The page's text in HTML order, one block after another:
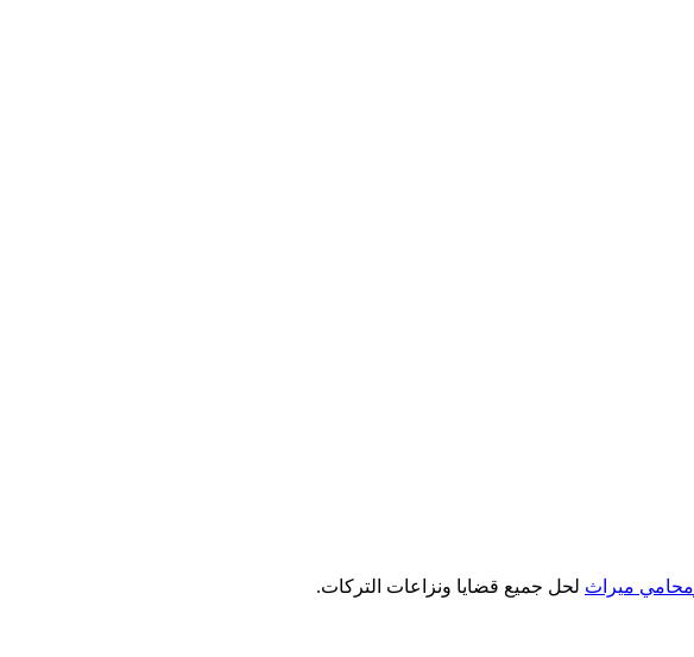
محامي ميراث لحل جميع قضايا ونزاعات التركات.